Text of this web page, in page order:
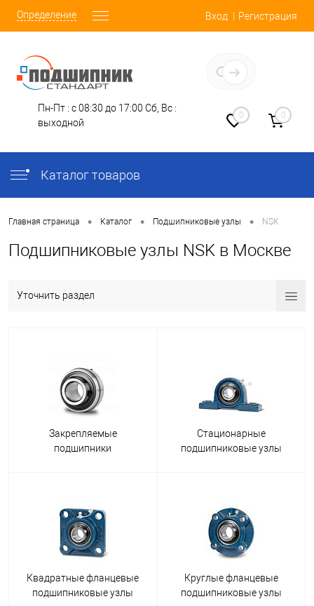
Определение Вход Регистрация
Пн-Пт : с 08:30 до 17:00 Сб, Вс :
выходной
0 0
Каталог товаров
Главная страница • Каталог • Подшипниковые узлы • NSK
Подшипниковые узлы NSK в Москве
Уточнить раздел
Закрепляемые
подшипники
Стационарные
подшипниковые узлы
Квадратные фланцевые
подшипниковые узлы
Круглые фланцевые
подшипниковые узлы